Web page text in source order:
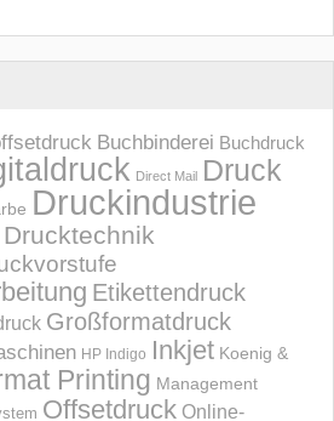
Buchbinderei Buchdruck
Direct Mail Druck
Druckindustrie
Drucktechnik
Etikettendruck
Großformatdruck
HP Indigo Inkjet Koenig &
Printing Management
Offsetdruck Online-